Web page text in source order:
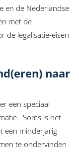
en de Nederlandse
met de
de legalisatie-eisen
naar
een speciaal
Soms is het
een minderjarig
te ondervinden